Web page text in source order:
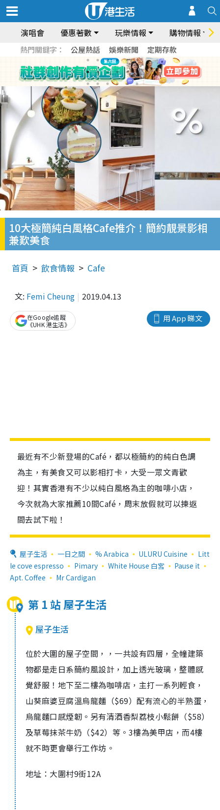
演唱會 優惠著數 玩樂情報 購物情報
熱門關鍵字： 公屋熱話 娛樂新聞 定期存款
10大極簡純白風格Cafe推介！簡約靚景影相
兼歎美食
首頁 飲食情報 Cafe
文: Femi Cheung 2019.04.13
用 App 睇文
在Google追蹤
《UHK 港生活》
最近有不少新登場的Café，都以極簡約的純白色調
為主，有美食又可以影相打卡，大受一眾文青歡
迎！其實香港有不少以純白風格為主的咖啡小店，
今次就為大家推薦10間Café，周末放假就可以揀返
間去試下啦！
屋子生活 一日之間 % Arabica ULURU Cuisine
Litt
le cove espresso
Pimary White House 白宮
Pause it
Apt. Coffee
Mr Cardigan
第 1 站 屋子生活
屋子生活
位於大圍的屋子空間，，一共設有四層，全幢建築
物都是走日系簡約風設計， 加上透光玻璃，整體感
覺舒服 ！地下至二樓為咖啡店，主打一系列輕食，
山葵麻婆豆腐溫烏龍麵（$69）配有流心的半熟蛋，
烏龍麵口感煙韌 。 另有清酒香梨荔枝小鬆餅（$58）
及草莓抹茶牛奶（$42） 等。 3樓為美甲店，而4樓
就不時更會舉行工作坊。
地址：大圍村9街12A